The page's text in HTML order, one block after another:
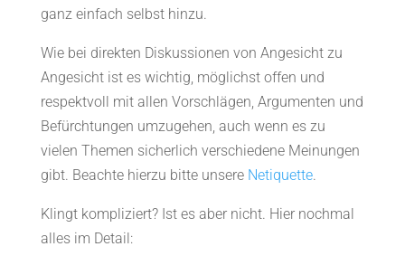
ganz einfach selbst hinzu.
Wie bei direkten Diskussionen von Angesicht zu
Angesicht ist es wichtig, möglichst offen und
respektvoll mit allen Vorschlägen, Argumenten und
Befürchtungen umzugehen, auch wenn es zu
vielen Themen sicherlich verschiedene Meinungen
gibt. Beachte hierzu bitte unsere Netiquette.
Klingt kompliziert? Ist es aber nicht. Hier nochmal
alles im Detail: